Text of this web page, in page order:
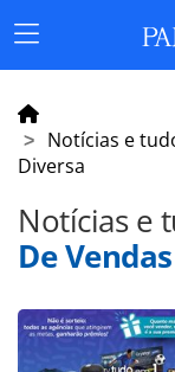
Menu
Principal
Notícias e
Diversa
Notícias e
De